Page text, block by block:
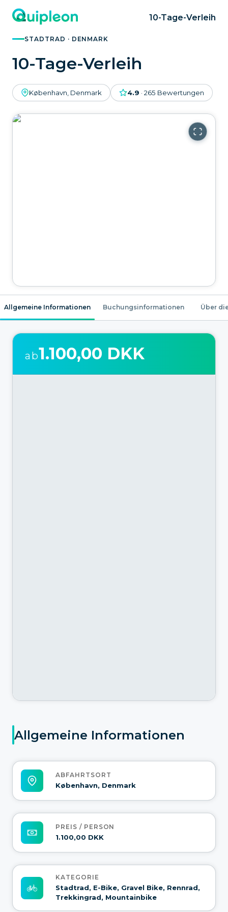
10-Tage-Verleih
STADTRAD · DENMARK
10-Tage-Verleih
København, Denmark 4.9 · 265 Bewertungen
Allgemeine Informationen Buchungsinformationen Über
Allgemeine Informationen
ABFAHRTSORT
København, Denmark
PREIS / PERSON
1.100,00 DKK
KATEGORIE
Stadtrad, E-Bike, Gravel Bike, Rennrad,
Trekkingrad, Mountainbike
ab1.100,00 DKK